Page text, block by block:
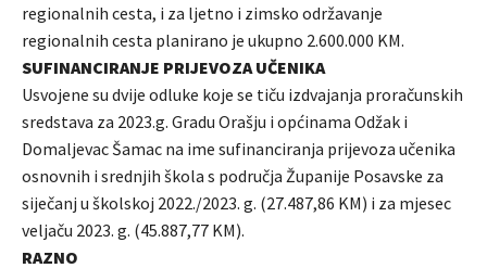
regionalnih cesta, i za ljetno i zimsko održavanje
regionalnih cesta planirano je ukupno 2.600.000 KM.
SUFINANCIRANJE PRIJEVOZA UČENIKA
Usvojene su dvije odluke koje se tiču izdvajanja proračunskih
sredstava za 2023.g. Gradu Orašju i općinama Odžak i
Domaljevac Šamac na ime sufinanciranja prijevoza učenika
osnovnih i srednjih škola s područja Županije Posavske za
siječanj u školskoj 2022./2023. g. (27.487,86 KM) i za mjesec
veljaču 2023. g. (45.887,77 KM).
RAZNO